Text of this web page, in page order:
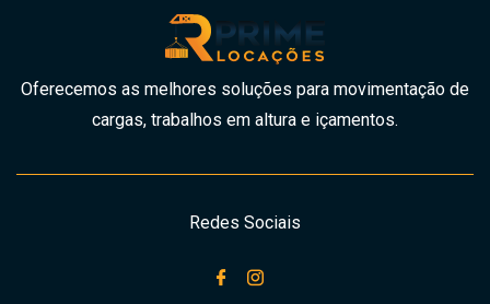
Oferecemos as melhores soluções para movimentação de
cargas, trabalhos em altura e içamentos.
Redes Sociais